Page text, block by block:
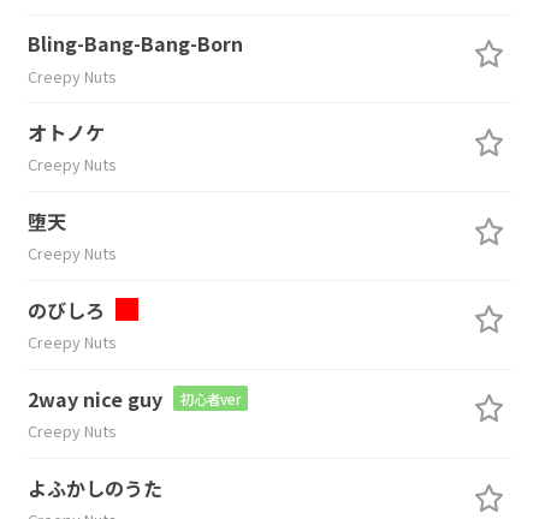
Bling-Bang-Bang-Born
Creepy Nuts
オトノケ
Creepy Nuts
堕天
Creepy Nuts
のびしろ
Creepy Nuts
2way nice guy 初心者ver
Creepy Nuts
よふかしのうた